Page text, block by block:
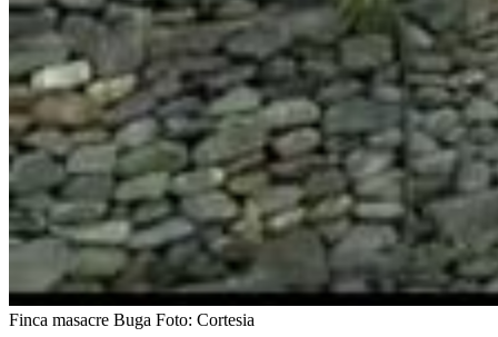
Finca masacre Buga Foto: Cortesia